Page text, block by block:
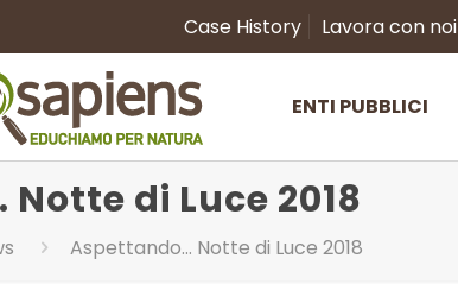
Case History Lavora con noi
ENTI PUBBLICI
di Luce 2018
Aspettando… Notte di Luce 2018